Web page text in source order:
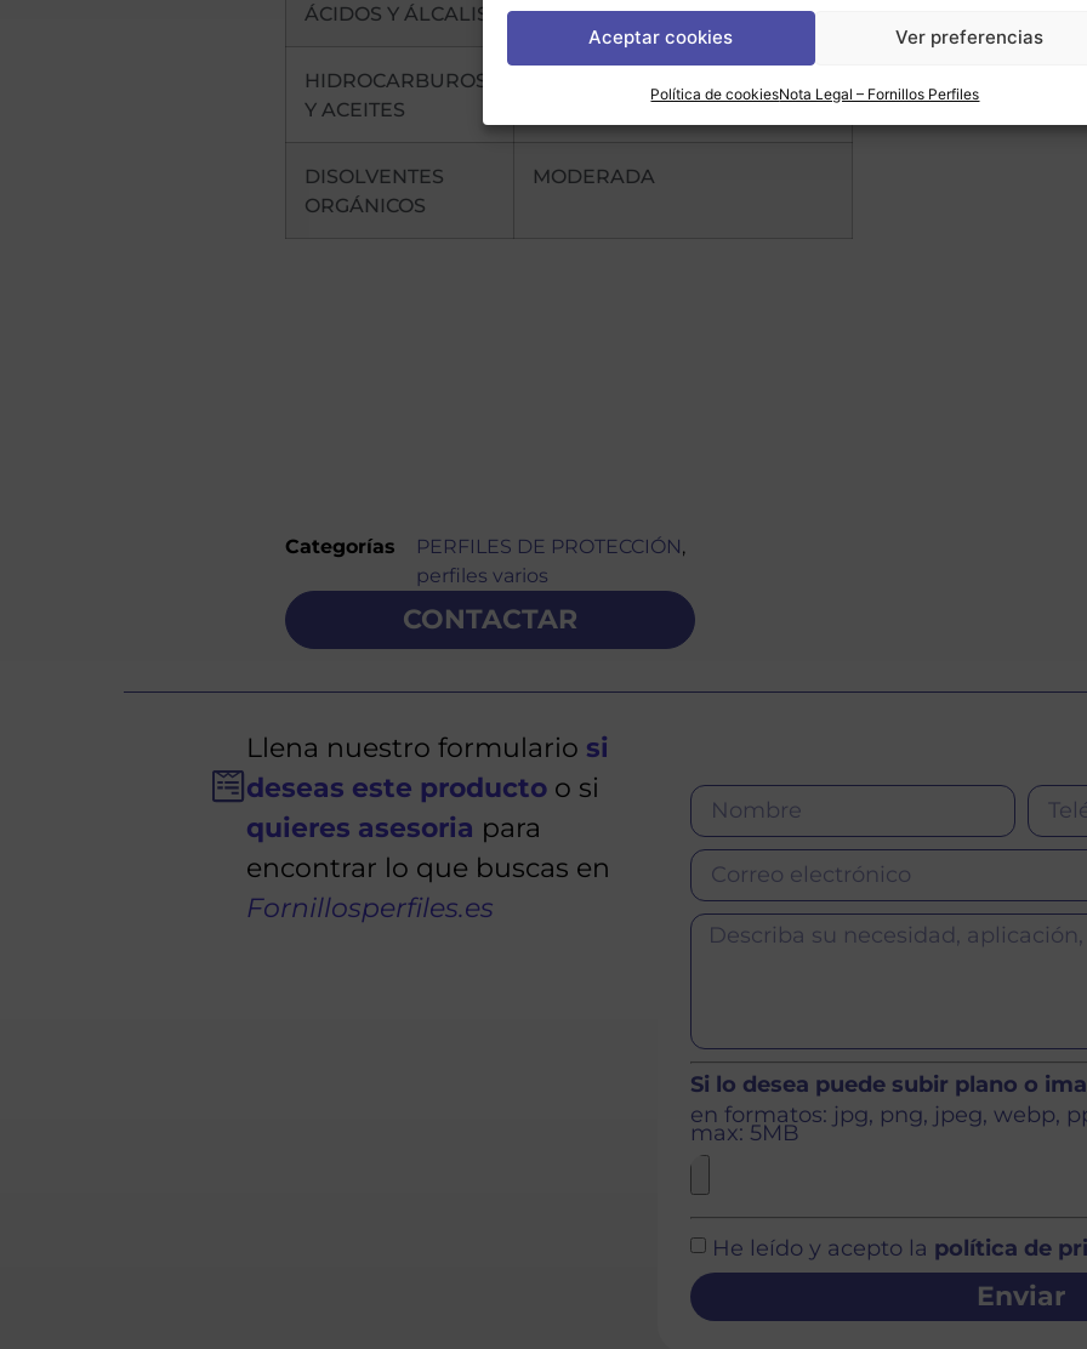
Aceptar cookies Ver preferencias
Política de cookiesNota Legal – Fornillos Perfiles
ÁCIDOS Y ÁLCALIS MUY BUENA
HIDROCARBUROS
Y ACEITES
DISOLVENTES
ORGÁNICOS
MODERADA
Categorías PERFILES DE PROTECCIÓN,
perfiles varios
CONTACTAR
Llena nuestro formulario si
deseas este producto o si
quieres asesoria para
encontrar lo que buscas en
Fornillosperfiles.es
Si lo desea puede subir plano o
en formatos: jpg, png, jpeg, webp,
max: 5MB
He leído y acepto la política de
Enviar